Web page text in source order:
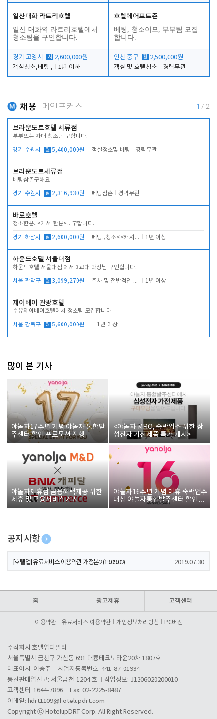
일산대화 라트리호텔
일산 대화역 라트리호텔에서
청소팀을 구인합니다.
경기 고양시 시
2,600,000원
객실청소,베팅 ,
1년 이하
호텔에어포트준
베팅, 청소이모, 부부팀 모집
합니다.
인천 중구 월 2,500,000원
객실 및 호텔청소
경력무관
채용 메인포커스 1 / 2
브라운도트호텔 세류점
부부또는 자매 청소팀 구합니다.
경기 수원시 월 5,400,000원 객실청소및 베팅 경력무관
브라운도트세류점
베팅삼촌구해요
경기 수원시 월 2,316,930원 베팅삼촌 경력무관
바로호텔
청소한분..<캐셔 한분>.. 구합니다.
경기 하남시 월 2,600,000원 베팅.,청소<<캐셔 모셔봅니다. 1년 이상
하운드호텔 서울대점
하운드호텔 서울대점 에서 3교대 과장님 구인합니다.
서울 관악구 월 3,099,270원 주차 및 전반적인 당번업무 1년 이상
제이베이 관광호텔
수유제이베이호텔에서 청소팀 모집합니다
서울 강북구 월 5,600,000원 1년 이상
많이 본 기사
야놀자17주년 기념 야놀자 통합발
주센터 할인 프로모션 진행
<야놀자 MRO, 숙박업소 위한 삼
성전자 가전제품 특가 개시>
야놀자제휴점 금융혜택제공 위한
제휴 및 금융서비스 게시
야놀자16주년 기념 제휴 숙박업주
대상 야놀자통합발주센터 할인쿠
폰 증정
공지사항
[호텔업] 개인정보 처리방침 개정본1 (19.09.02)
[호텔업] 유료서비스 이용약관 개정본2 (19.09.02) 2019.07.30
홈 광고제휴 고객센터
이용약관 유료서비스 이용약관 개인정보처리방침 PC버전
주식회사 호텔업디알티
서울특별시 금천구 가산동 691 대륭테크노타운20차 1807호
대표이사: 이송주
사업자등록번호: 441-87-01934
통신판매업신고: 서울금천-1204 호
직업정보: J1206020200010
고객센터: 1644-7896
Fax: 02-2225-8487
이메일: hdrt1109@hotelupdrt.com
Copyright ⓒ HotelupDRT Corp. All Right Reserved.